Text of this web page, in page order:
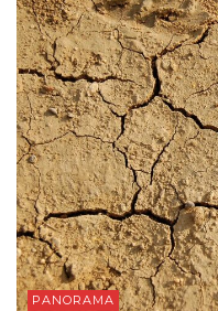
PANORAMA